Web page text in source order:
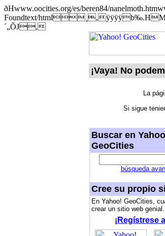
ðHwww.oocities.org/es/beren84/
Foundtext/html¸,ÿÿÿÿb‰.HMon,
´„ÕJ,
¡Vaya! No
La
Si sigue
Buscar en
GeoCities
búsqueda
Cree su propio
En Yahoo! GeoCities,
crear un sitio web
¡Regístrese